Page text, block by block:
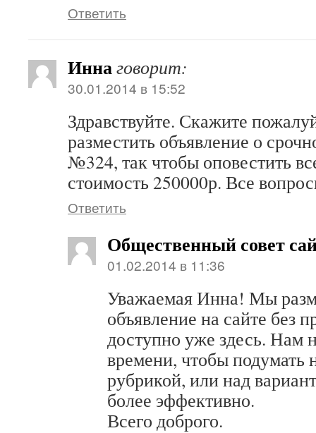
Ответить
Иннаговорит:
30.01.2014 в 15:52
Здравствуйте. Скажите
разместить объявление о
№324, так чтобы оповестить
стоимость 250000р. Все
Ответить
Общественный совет
01.02.2014 в 11:36
Уважаемая Инна! Мы
объявление на сайте без
доступно уже здесь. Нам
времени, чтобы подумать
рубрикой, или над
более эффективно.
Всего доброго.